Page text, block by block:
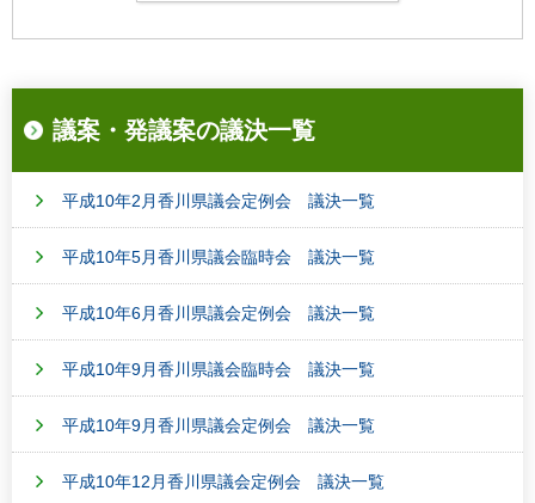
議案・発議案の議決一覧
平成10年2月香川県議会定例会 議決一覧
平成10年5月香川県議会臨時会 議決一覧
平成10年6月香川県議会定例会 議決一覧
平成10年9月香川県議会臨時会 議決一覧
平成10年9月香川県議会定例会 議決一覧
平成10年12月香川県議会定例会 議決一覧